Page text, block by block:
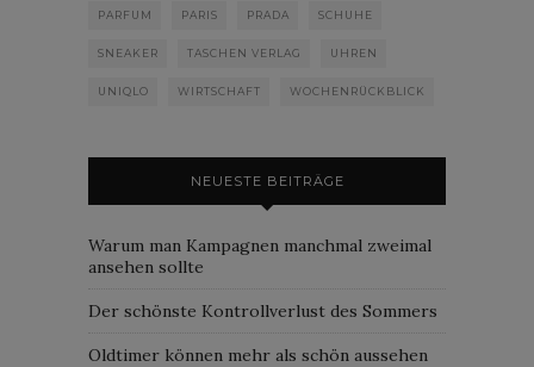
PARFUM PARIS PRADA SCHUHE
SNEAKER TASCHEN VERLAG UHREN
UNIQLO WIRTSCHAFT WOCHENRÜCKBLICK
NEUESTE BEITRÄGE
Warum man Kampagnen manchmal zweimal
ansehen sollte
Der schönste Kontrollverlust des Sommers
Oldtimer können mehr als schön aussehen